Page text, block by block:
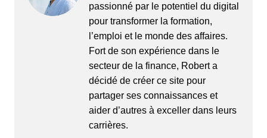
passionné par le potentiel du digital
pour transformer la formation,
l’emploi et le monde des affaires.
Fort de son expérience dans le
secteur de la finance, Robert a
décidé de créer ce site pour
partager ses connaissances et
aider d’autres à exceller dans leurs
carrières.